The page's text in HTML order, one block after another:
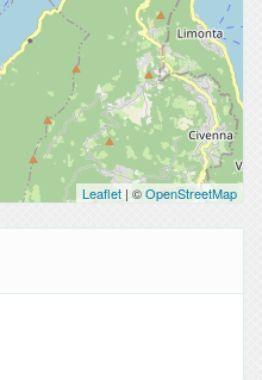
Leaflet | ©OpenStreetMap